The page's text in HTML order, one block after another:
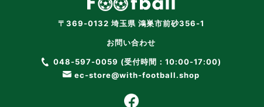
〒369-0132 埼玉県 鴻巣市前砂356-1
お問い合わせ
048-597-0059 (受付時間：10:00-17:00)
ec-store@with-football.shop